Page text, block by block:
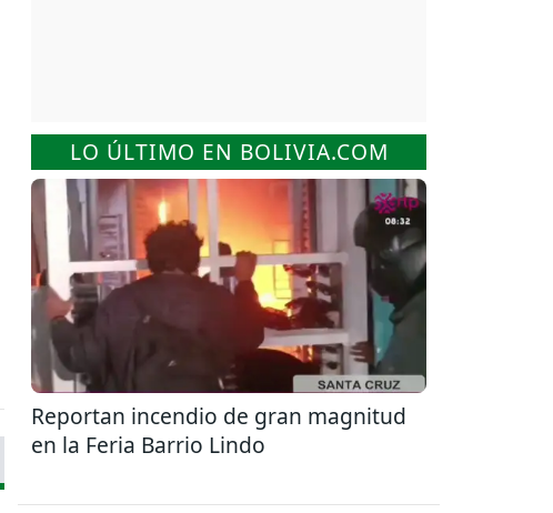
LO ÚLTIMO EN BOLIVIA.COM
Reportan incendio de gran magnitud
en la Feria Barrio Lindo